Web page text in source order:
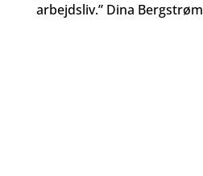
arbejdsliv.” Dina Bergstrøm